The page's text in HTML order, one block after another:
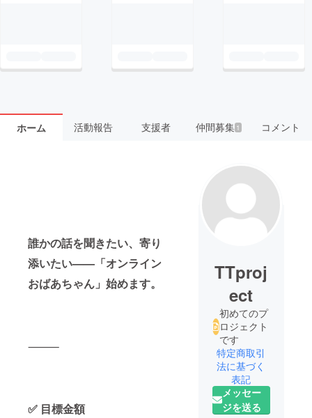
ホーム 活動報告 支援者 仲間募集 1 コメント
誰かの話を聞きたい、寄り
添いたい——「オンライン
おばあちゃん」始めます。
⸻
✅ 目標金額
TTproj
ect
初めてのプ
ロジェクト
です
特定商取引
法に基づく
表記
メッセー
ジを送る